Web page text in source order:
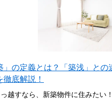
」の定義とは？「築浅」と
徹底解説！
越すなら、新築物件に住みたい